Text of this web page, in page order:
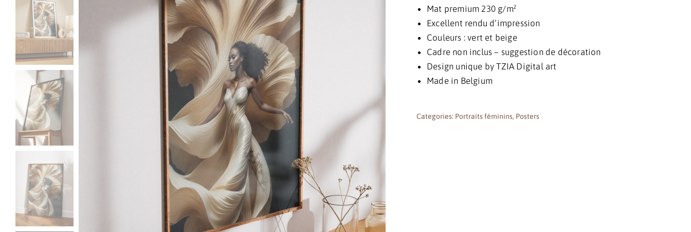
Mat premium 230 g/m²
Excellent rendu d’impression
Couleurs : vert et beige
Cadre non inclus – suggestion de décoration
Design unique by TZIA Digital art
Made in Belgium
Categories: Portraits féminins, Posters